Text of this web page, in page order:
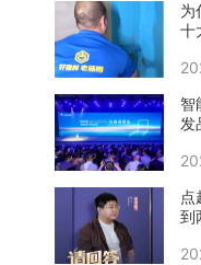
为
十
智
发
点
到